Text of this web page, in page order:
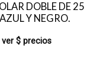
DOBLE DE 25
Y NEGRO.
$ precios